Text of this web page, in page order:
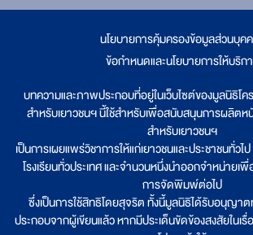
นโยบายการคุ้มครองข้อมูลส่วนบุค
ข้อกำหนดและนโยบายการให้บริก
บทความและภาพประกอบที่อยู่ในเว็บไซต์ของมูลนิธิโค
สำหรับเยาวชนฯ นี้ใช้สำหรับเพื่อสนับสนุนการผลิตห
สำหรับเยาวชนฯ
เป็นการเผยแพร่วิชาการให้แก่เยาวชนและประชาชนทั่วไ
โรงเรียนทั่วประเทศ และจำนวนหนึ่งนำออกจำหน่ายเ
การจัดพิมพ์ต่อไป
ซึ่งเป็นการใช้สิทธิโดยสุจริต ทั้งนี้มูลนิธิได้รับอนุญา
ประกอบจากผู้เขียนแล้ว หากมีประเด็นขัดข้องสงสัยในเ